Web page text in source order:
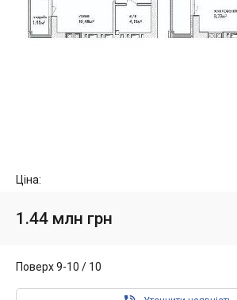
Ціна:
1.44 млн грн
Поверх 9-10 / 10